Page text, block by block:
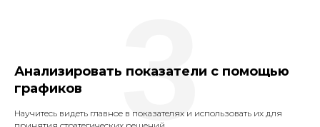
Анализировать показатели с помощью
графиков
Научитесь видеть главное в показателях и использовать их для
3